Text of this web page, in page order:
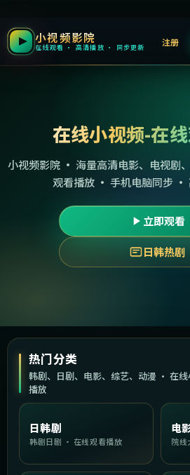
小视频影院
在线观看 · 高清播放 · 同步更新 注册
在线小视频-在
小视频影院 · 海量高清电影、电视剧
观看播放 · 手机电脑同步 ·
立即观看
日韩热剧
热门分类
韩剧、日剧、电影、综艺、动漫 · 在
播放
日韩剧
韩剧日剧 · 在线观看播放
电
院